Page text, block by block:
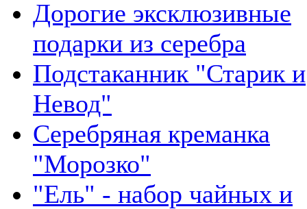
Дорогие эксклюзивные
подарки из серебра
Подстаканник "Старик и
Невод"
Серебряная креманка
"Морозко"
"Ель" - набор чайных и